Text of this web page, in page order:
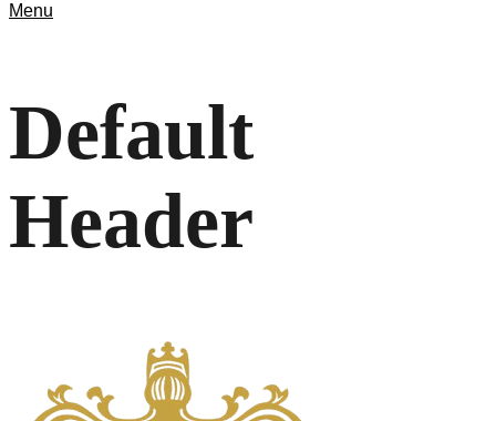
Menu
Default
Header